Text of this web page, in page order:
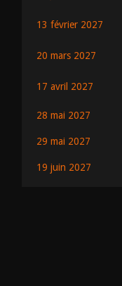
13 février 2027
20 mars 2027
17 avril 2027
28 mai 2027
29 mai 2027
19 juin 2027